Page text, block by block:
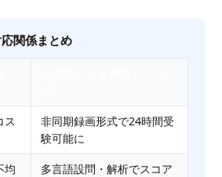
関係まとめ
ス
非同期録画形式で24時間受
験可能に
均
多言語設問・解析でスコア